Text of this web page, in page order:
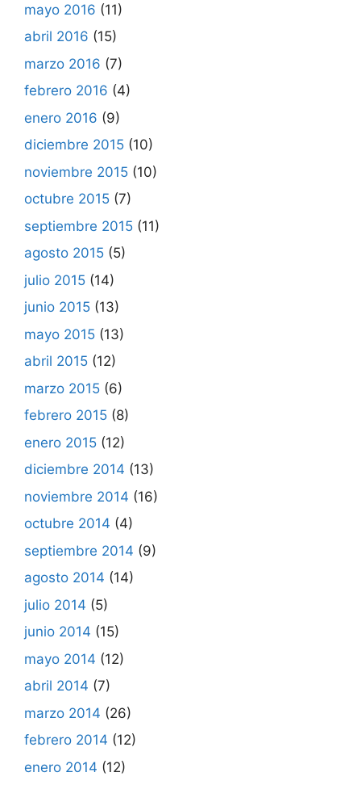
mayo 2016 (11)
abril 2016 (15)
marzo 2016 (7)
febrero 2016 (4)
enero 2016 (9)
diciembre 2015 (10)
noviembre 2015 (10)
octubre 2015 (7)
septiembre 2015 (11)
agosto 2015 (5)
julio 2015 (14)
junio 2015 (13)
mayo 2015 (13)
abril 2015 (12)
marzo 2015 (6)
febrero 2015 (8)
enero 2015 (12)
diciembre 2014 (13)
noviembre 2014 (16)
octubre 2014 (4)
septiembre 2014 (9)
agosto 2014 (14)
julio 2014 (5)
junio 2014 (15)
mayo 2014 (12)
abril 2014 (7)
marzo 2014 (26)
febrero 2014 (12)
enero 2014 (12)